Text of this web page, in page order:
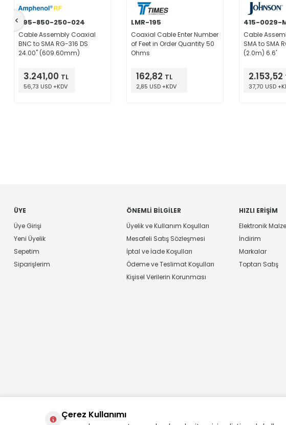
095-850-250-024
Cable Assembly Coaxial
BNC to SMA RG-316 DS
24.00" (609.60mm)
3.241,00 TL
56,73 USD +KDV
LMR-195
Coaxial Cable Enter Number
of Feet in Order Quantity 50
Ohms
162,82 TL
2,85 USD +KDV
415-0029-
Cable
SMA to SMA
(2.0m) 6.6'
2.153,52
37,70 USD
ÜYE
Üye Girişi
Yeni Üyelik
Sepetim
Siparişlerim
ÖNEMLI BILGILER
Üyelik ve Kullanım Koşulları
Mesafeli Satış Sözleşmesi
İptal ve İade Koşulları
Ödeme ve Teslimat Koşulları
Kişisel Verilerin Korunması
HIZLI ERIŞIM
Elektronik
İndirim
Markalar
Toptan Satış
Çerez Kullanımı